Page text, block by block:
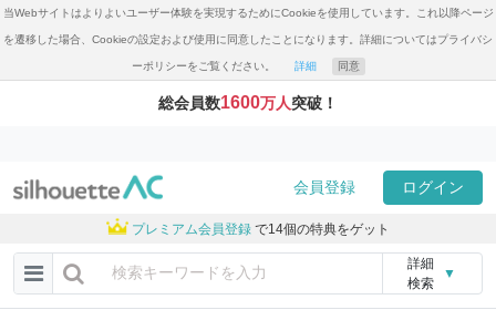
当Webサイトはよりよいユーザー体験を実現するためにCookieを使用しています。これ以降ページ
を遷移した場合、Cookieの設定および使用に同意したことになります。詳細についてはプライバシ
ーポリシーをご覧ください。 詳細 同意
総会員数1600万人突破！
会員登録 ログイン
プレミアム会員登録 で14個の特典をゲット
詳細
検索
▼